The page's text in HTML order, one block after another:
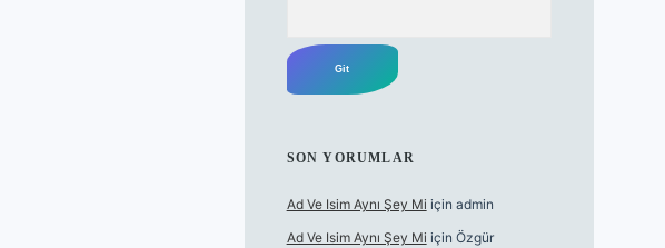
SON YORUMLAR
Ad Ve Isim Aynı Şey Mi için admin
Ad Ve Isim Aynı Şey Mi için Özgür